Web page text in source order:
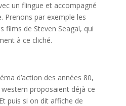
un flingue et accompagné
Prenons par exemple les
films de Steven Seagal, qui
à ce cliché.
d’action des années 80,
proposaient déjà ce
puis si on dit affiche de